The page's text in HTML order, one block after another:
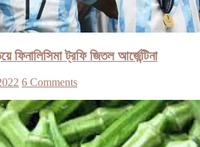
ট্রফি জিতল আর্জেন্টিনা
6 Comments